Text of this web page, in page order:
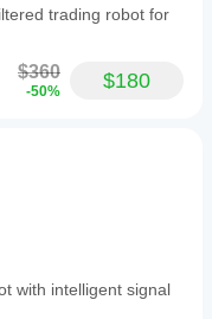
trading robot for
$360
-50% $180
with intelligent signal